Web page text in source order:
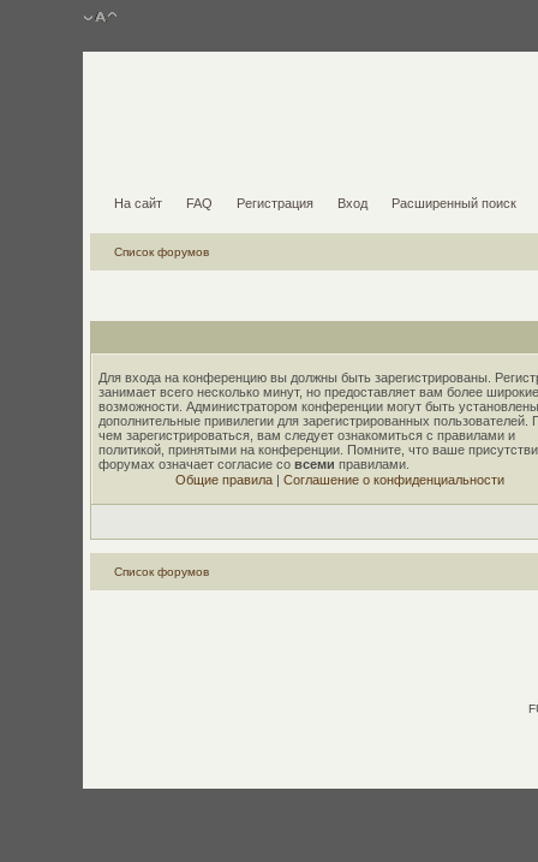
На сайт FAQ Регистрация Вход Расширенный поиск
Список форумов
Для входа на конференцию вы должны быть зарегистрированы.
занимает всего несколько минут, но предоставляет вам более широкие
возможности. Администратором конференции могут быть
дополнительные привилегии для зарегистрированных пользователей.
чем зарегистрироваться, вам следует ознакомиться с правилами и
политикой, принятыми на конференции. Помните, что ваше
форумах означает согласие со всеми правилами.
Общие правила| Соглашение о конфиденциальности
Список форумов